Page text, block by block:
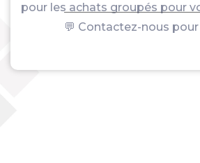
pour les achats groupés pour
💬 Contactez-nous